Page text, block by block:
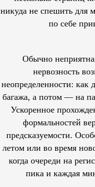
никуда не спешить для
по себе
Обычно
нервозность
неопределенности: как
багажа, а потом — на
Ускоренное
формальностей
предсказуемости.
летом или во время
когда очереди на
пика и каждая